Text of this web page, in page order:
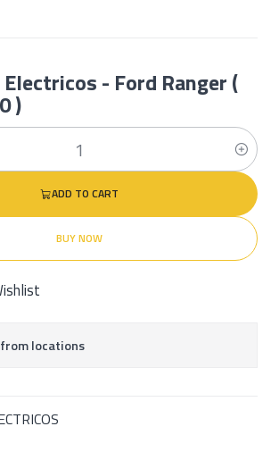
- Ford Ranger (
)
ADD TO CART
BUY NOW
locations